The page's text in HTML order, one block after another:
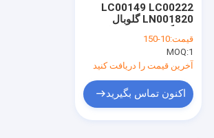
LC00149 LC00222
LN001820 گلوبال
گیر شیفت Cx210
Sh210
قیمت:10-150
MOQ:1
آخرین قیمت را دریافت کنید
اکنون تماس بگیرید